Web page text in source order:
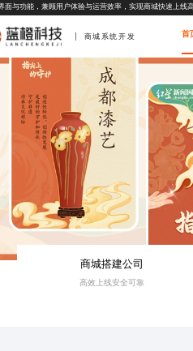
与功能，兼顾用户体验与运营效率，实现商城快速上线
商城系统开发 首
商城搭建公司
高效上线安全可靠